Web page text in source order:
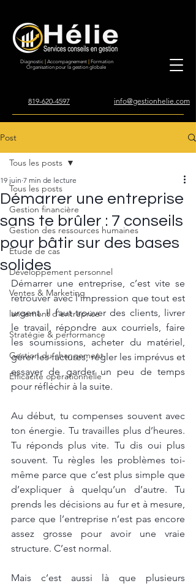
Diagnostic Accompagnement
Formation
Organisation pour la gestion globale
819-620-4597 info@gestionhelie.com
Post
Tous les posts
Gestion financière
Gestion des ressources humaines
Étude de cas
Développement personnel
Ventes & Marketing
lancement d'entreprise
Stratégie & performance
Gestion du changement
Efficacité opérationnelle
Tous les posts
Démarrer une entreprise
sans te brûler : 7 conseils
pour bâtir sur des bases
solides
19 juin 7 min de lecture
Démarrer une entreprise, c’est vite se
retrouver avec l’impression que tout est
urgent. Il faut trouver des clients, livrer
le travail, répondre aux courriels, faire
les soumissions, acheter du matériel,
gérer les factures, régler les imprévus et
essayer de garder un peu de temps
pour réfléchir à la suite.
Au début, tu compenses souvent avec
ton énergie. Tu travailles plus d’heures.
Tu réponds plus vite. Tu dis oui plus
souvent. Tu règles les problèmes toi-
même parce que c’est plus simple que
d’expliquer à quelqu’un d’autre. Tu
prends les décisions au fur et à mesure,
parce que l’entreprise n’est pas encore
assez grosse pour avoir une vraie
structure. C’est normal.
Mais c’est aussi là que plusieurs